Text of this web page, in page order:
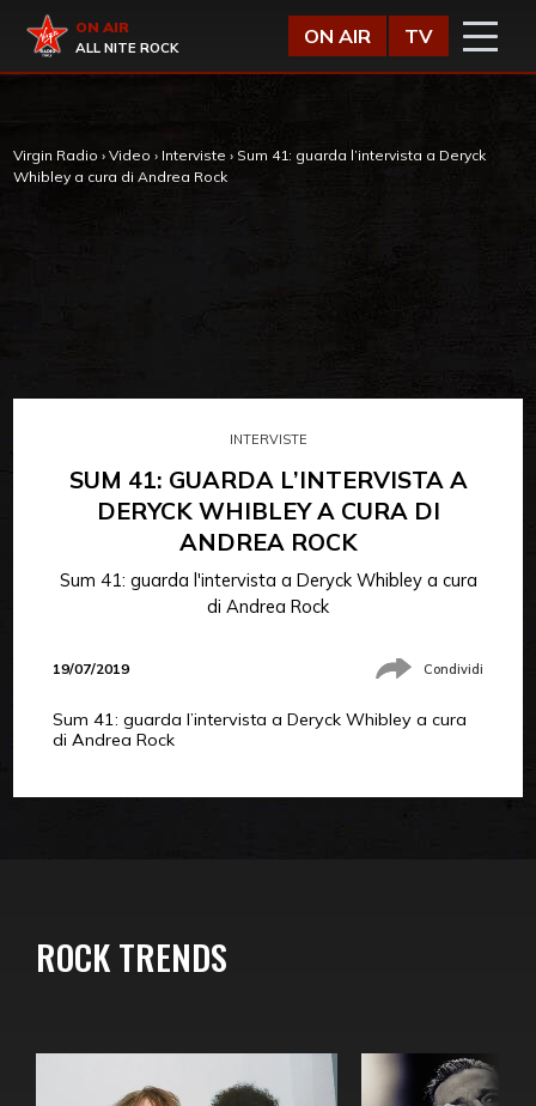
Virgin Radio
ON AIR
ALL NITE ROCK
ON AIR TV
Virgin Radio › Video › Interviste › Sum 41: guarda l’intervista a Deryck
Whibley a cura di Andrea Rock
INTERVISTE
SUM 41: GUARDA L’INTERVISTA A
DERYCK WHIBLEY A CURA DI
ANDREA ROCK
Sum 41: guarda l'intervista a Deryck Whibley a cura
di Andrea Rock
19/07/2019 Condividi
Sum 41: guarda l’intervista a Deryck Whibley a cura
di Andrea Rock
ROCK TRENDS